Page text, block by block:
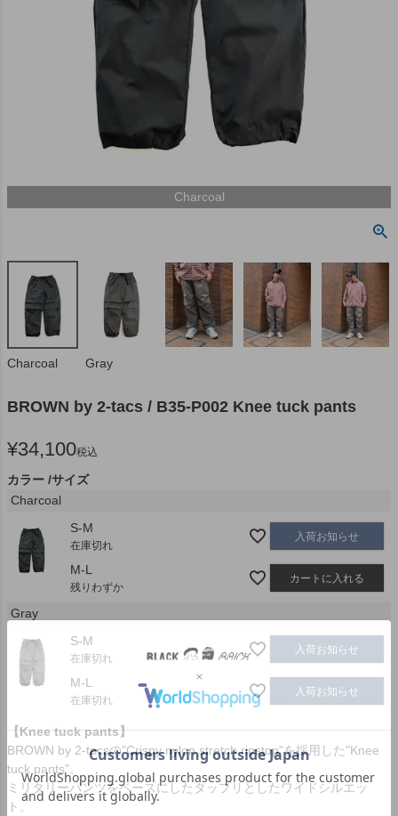
Charcoal
Charcoal Gray
BROWN by 2-tacs / B35-P002 Knee tuck pants
¥34,100税込
カラー サイズ
Charcoal
S-M
在庫切れ
入荷お知らせ
M-L
残りわずか
カートに入れる
Gray
S-M
在庫切れ
入荷お知らせ
M-L
在庫切れ
入荷お知らせ
【Knee tuck pants】
BROWN by 2-tacsの"Crispy nylon stretch ripstop"を採用した"Knee
tuck pants"。
ミリタリーパンツをベースにしたタップリとしたワイドシルエッ
ト。